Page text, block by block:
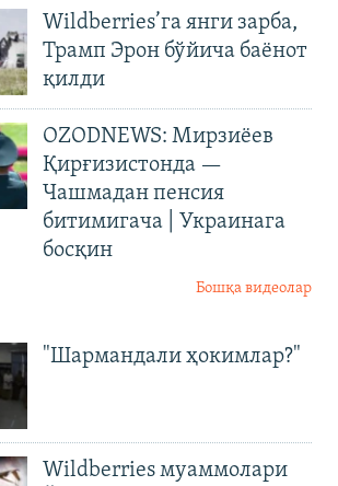
Wildberries’га янги зарба,
Трамп Эрон бўйича баёнот
қилди
OZODNEWS: Мирзиёев
Қирғизистонда —
Чашмадан пенсия
битимигача | Украинага
босқин
Бошқа видеолар
"Шармандали ҳокимлар?"
Wildberries муаммолари